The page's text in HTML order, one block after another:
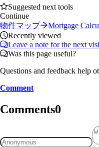
Suggested next tools
Continue
物件マップ
Mortgage
Recently viewed
Leave a note for the next
Was this page useful?
Questions and feedback help
Comment
Comments0